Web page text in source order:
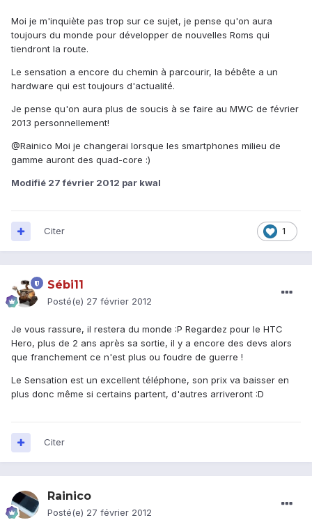
Moi je m'inquiète pas trop sur ce sujet, je pense qu'on aura
toujours du monde pour développer de nouvelles Roms qui
tiendront la route.
Le sensation a encore du chemin à parcourir, la bébête a un
hardware qui est toujours d'actualité.
Je pense qu'on aura plus de soucis à se faire au MWC de février
2013 personnellement!
@Rainico Moi je changerai lorsque les smartphones milieu de
gamme auront des quad-core :)
Modifié 27 février 2012 par kwal
1
Citer
Sébi11
Posté(e) 27 février 2012
Je vous rassure, il restera du monde :P Regardez pour le HTC
Hero, plus de 2 ans après sa sortie, il y a encore des devs alors
que franchement ce n'est plus ou foudre de guerre !
Le Sensation est un excellent téléphone, son prix va baisser en
plus donc même si certains partent, d'autres arriveront :D
Citer
Rainico
Posté(e) 27 février 2012